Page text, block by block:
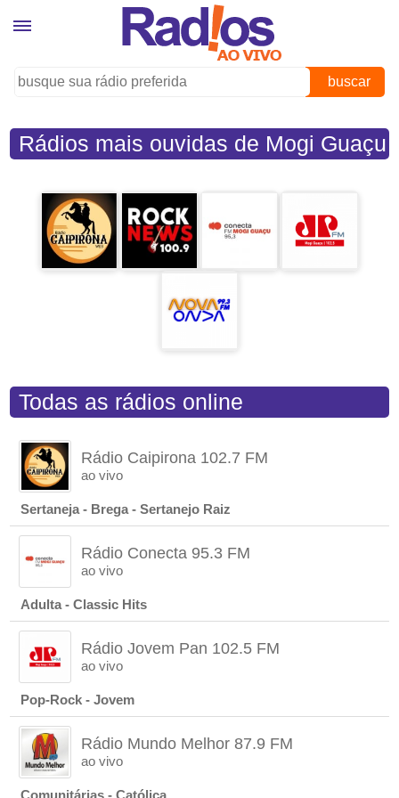
buscar
Rádios mais ouvidas de Mogi Guaçu
Todas as rádios online
Rádio Caipirona 102.7 FM
ao vivo
Sertaneja - Brega - Sertanejo Raiz
Rádio Conecta 95.3 FM
ao vivo
Adulta - Classic Hits
Rádio Jovem Pan 102.5 FM
ao vivo
Pop-Rock - Jovem
Rádio Mundo Melhor 87.9 FM
ao vivo
Comunitárias - Católica